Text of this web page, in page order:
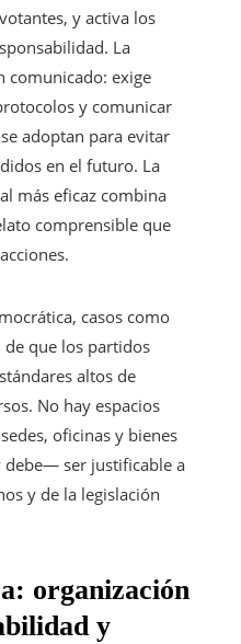
y activa los
La
comunicado: exige
y comunicar
adoptan para evitar
en el futuro. La
más eficaz combina
comprensible que
casos como
de que los partidos
altos de
No hay espacios
oficinas y bienes
ser justificable a
y de la legislación
organización
y